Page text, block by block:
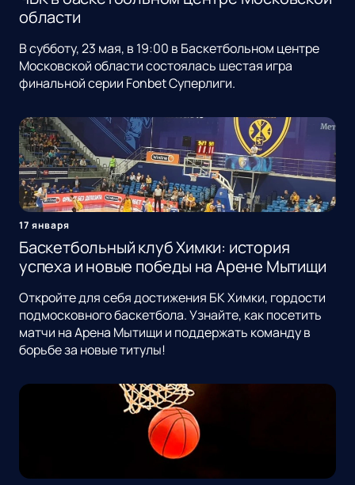
области
В субботу, 23 мая, в 19:00 в Баскетбольном центре
Московской области состоялась шестая игра
финальной серии Fonbet Суперлиги.
17 января
Баскетбольный клуб Химки: история
успеха и новые победы на Арене Мытищи
Откройте для себя достижения БК Химки, гордости
подмосковного баскетбола. Узнайте, как посетить
матчи на Арена Мытищи и поддержать команду в
борьбе за новые титулы!